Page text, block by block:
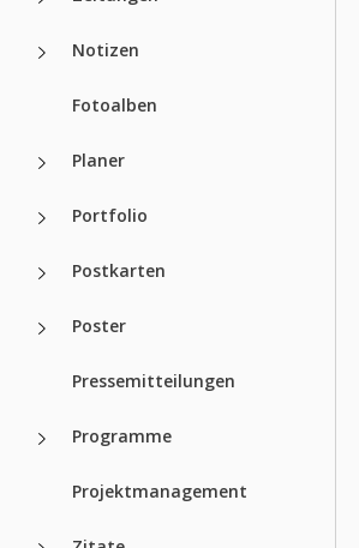
Notizen
Fotoalben
Planer
Portfolio
Postkarten
Poster
Pressemitteilungen
Programme
Projektmanagement